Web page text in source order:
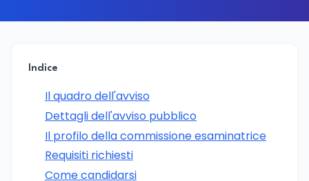
Indice
Il quadro dell'avviso
Dettagli dell'avviso pubblico
Il profilo della commissione esaminatrice
Requisiti richiesti
Come candidarsi